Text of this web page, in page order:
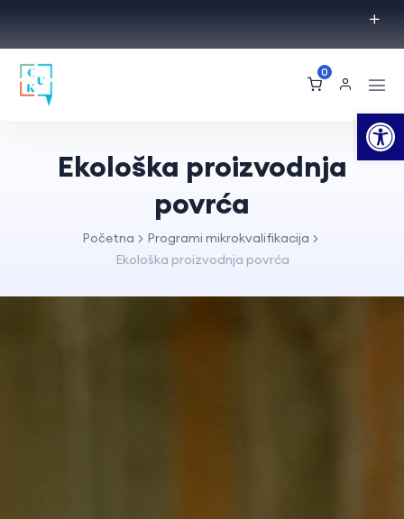
0
Ekološka proizvodnja
povrća
Početna
Programi mikrokvalifikacija
Ekološka proizvodnja povrća